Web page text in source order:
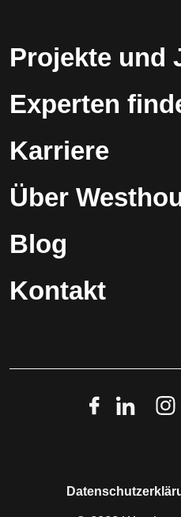
Projekte und
Experten
Karriere
Über
Blog
Kontakt